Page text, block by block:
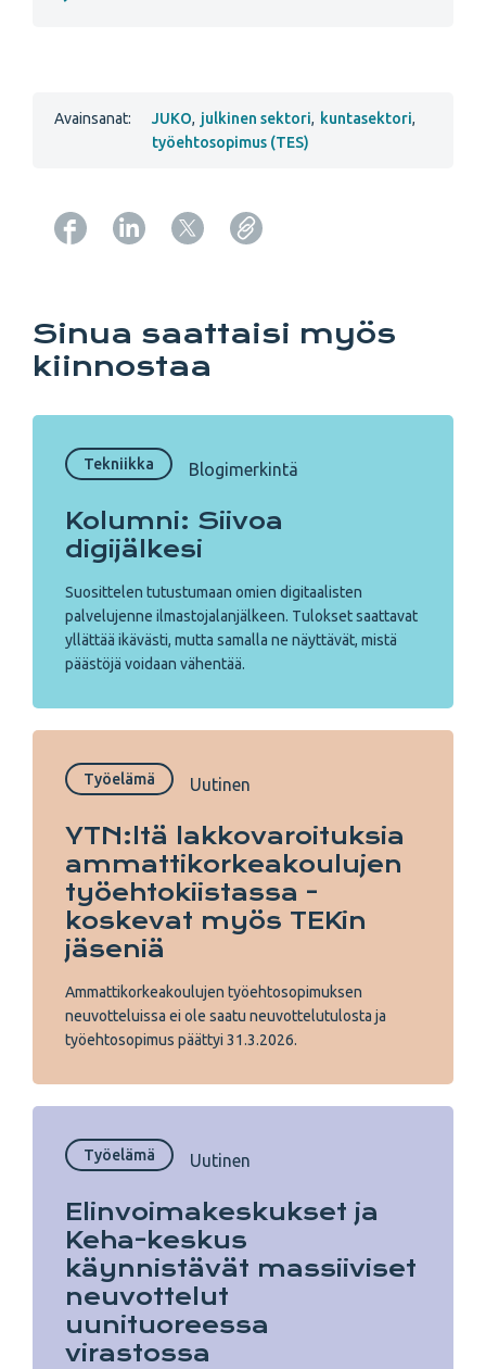
Avainsanat: JUKO, julkinen sektori, kuntasektori,
työehtosopimus (TES)
Sinua saattaisi myös
kiinnostaa
Tekniikka Blogimerkintä
Kolumni: Siivoa
digijälkesi
Suosittelen tutustumaan omien digitaalisten
palvelujenne ilmastojalanjälkeen. Tulokset saattavat
yllättää ikävästi, mutta samalla ne näyttävät, mistä
päästöjä voidaan vähentää.
Työelämä Uutinen
YTN:ltä lakkovaroituksia
ammattikorkeakoulujen
työehtokiistassa -
koskevat myös TEKin
jäseniä
Ammattikorkeakoulujen työehtosopimuksen
neuvotteluissa ei ole saatu neuvottelutulosta ja
työehtosopimus päättyi 31.3.2026.
Työelämä Uutinen
Elinvoimakeskukset ja
Keha-keskus
käynnistävät massiiviset
neuvottelut
uunituoreessa
virastossa